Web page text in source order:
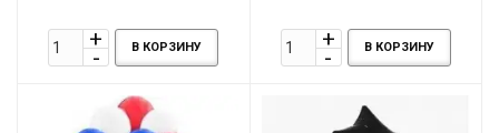
В КОРЗИНУ В КОРЗИНУ